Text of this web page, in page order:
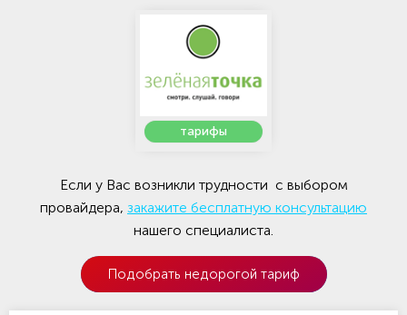
тарифы
Если у Вас возникли трудности с выбором
провайдера, закажите бесплатную консультацию
нашего специалиста.
Подобрать недорогой тариф